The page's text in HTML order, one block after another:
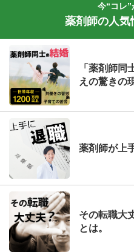
今“コレ
薬剤師の人気
「薬剤師同
えの驚きの
薬剤師が上
その転職大
とは。